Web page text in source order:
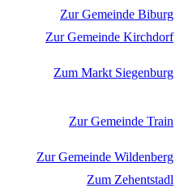
Zur Gemeinde Biburg
Zur Gemeinde Kirchdorf
Zum Markt Siegenburg
Zur Gemeinde Train
Zur Gemeinde Wildenberg
Zum Zehentstadl